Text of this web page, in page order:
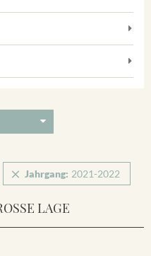
Jahrgang: 2021-2022
LAGE